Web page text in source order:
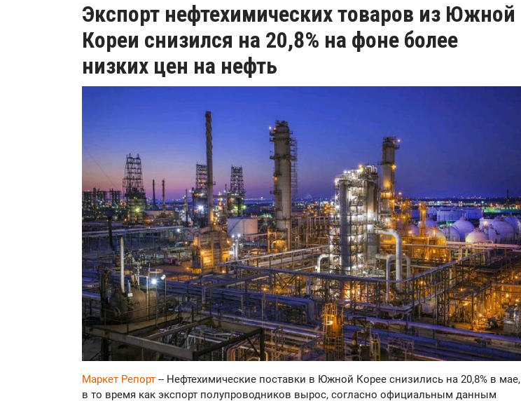
Экспорт нефтехимических товаров из Южной
Кореи снизился на 20,8% на фоне более
низких цен на нефть
Маркет Репорт -- Нефтехимические поставки в Южной Корее снизились на 20,8% в мае,
в то время как экспорт полупроводников вырос, согласно официальным данным